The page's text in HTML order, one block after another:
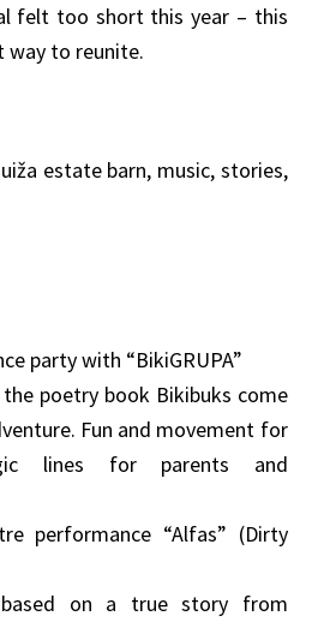
felt too short this year – this
way to reunite.
estate barn, music, stories,
party with “BikiGRUPA”
poetry book Bikibuks come
Fun and movement for
lines for parents and
performance “Alfas” (Dirty
on a true story from